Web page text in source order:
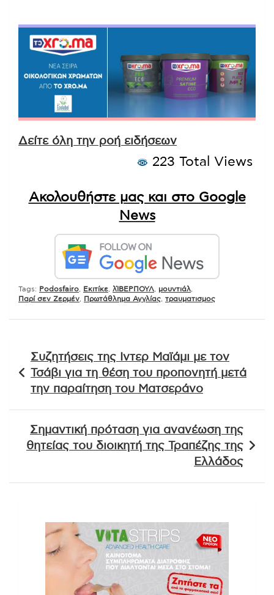
Δείτε όλη την ροή ειδήσεων
223 Total Views
Ακολουθήστε μας και στο Google
News
Tags: Podosfairo Εκιτίκε λΊΒΕΡΠΟΥΛ μουντιάλ
Παρί σεν Ζερμέν
Πρωτάθλημα Αγγλίας τραυματισμος
άρθρων
Συζητήσεις της Ιντερ Μαϊάμι με τον
Τσάβι για τη θέση του προπονητή μετά
την παραίτηση του Ματσεράνο
Σημαντική πρόταση για ανανέωση της
θητείας του διοικητή της Τραπέζης της
Ελλάδος